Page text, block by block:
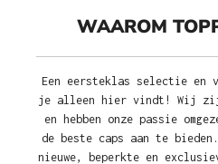
WAAROM
Een eersteklas selectie en
je alleen hier vindt! Wij
en hebben onze passie
de beste caps aan te
nieuwe, beperkte en